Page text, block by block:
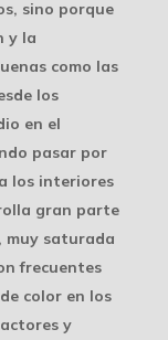
sino porque
y la
como las
los
en el
pasar por
los interiores
gran parte
muy saturada
frecuentes
color en los
y